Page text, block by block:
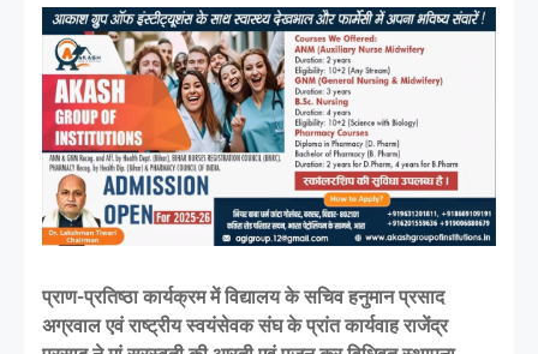
प्राण-प्रतिष्ठा कार्यक्रम में विद्यालय के सचिव हनुमान प्रसाद
अग्रवाल एवं राष्ट्रीय स्वयंसेवक संघ के प्रांत कार्यवाह राजेंद्र